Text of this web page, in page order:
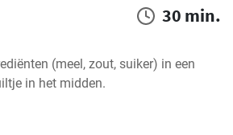
30 min.
(meel, zout, suiker) in een
in het midden.